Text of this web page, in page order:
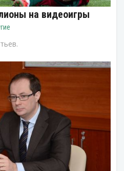
на видеоигры